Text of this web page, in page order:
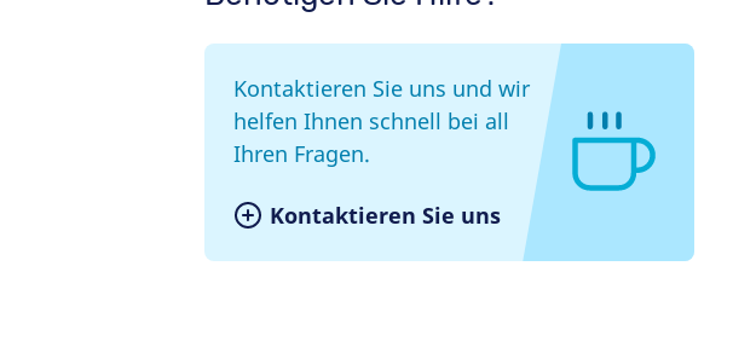
Kontaktieren Sie uns und wir
helfen Ihnen schnell bei all
Ihren Fragen.
Kontaktieren Sie uns